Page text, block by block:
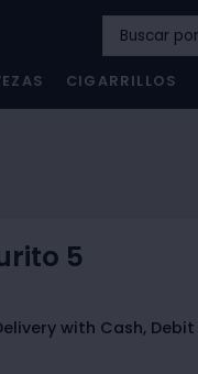
CIGARRILLOS
5
with Cash,